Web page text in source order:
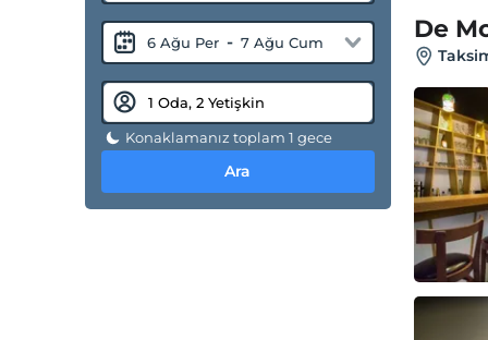
6 Ağu Per - 7 Ağu Cum
Konaklamanız toplam 1 gece
Ara
De